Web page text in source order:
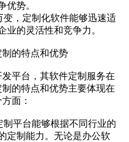
优势。
，定制化软件能够迅速适
业的灵活性和竞争力。
的特点和优势
平台，其软件定制服务在
的特点和优势主要体现在
面：
平台能够根据不同行业的
定制能力。无论是办公软